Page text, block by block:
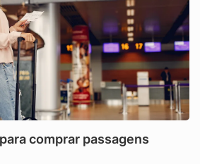
comprar passagens